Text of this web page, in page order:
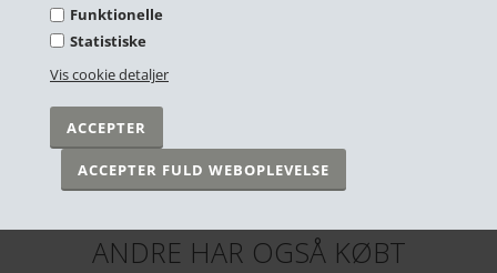
Funktionelle
Statistiske
Vis cookie detaljer
DKK 249,00
På lager På lager
ANDRE HAR OGSÅ KØBT